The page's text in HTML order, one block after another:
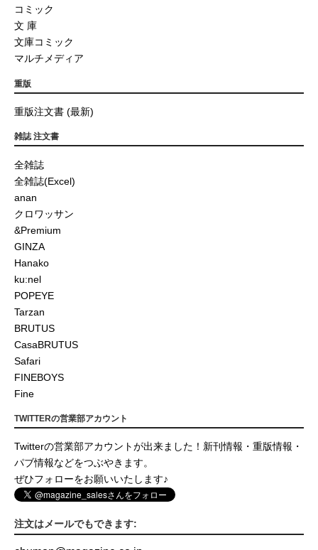
コミック
文 庫
文庫コミック
マルチメディア
重版
重版注文書 (最新)
雑誌 注文書
全雑誌
全雑誌(Excel)
anan
クロワッサン
&Premium
GINZA
Hanako
ku:nel
POPEYE
Tarzan
BRUTUS
CasaBRUTUS
Safari
FINEBOYS
Fine
TWITTERの営業部アカウント
Twitterの営業部アカウントが出来ました！新刊情報・重版情報・
パブ情報などをつぶやきます。
ぜひフォローをお願いいたします♪
注文はメールでもできます: